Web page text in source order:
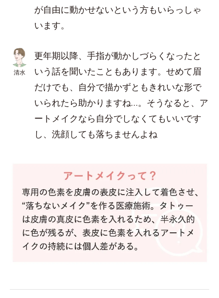
が自由に動かせないという方もいらっしゃ
います。
清水
更年期以降、手指が動かしづらくなったと
いう話を聞いたこともあります。せめて眉
だけでも、自分で描かずともきれいな形で
いられたら助かりますね…。そうなると、ア
ートメイクなら自分でしなくてもいいです
し、洗顔しても落ちませんよね